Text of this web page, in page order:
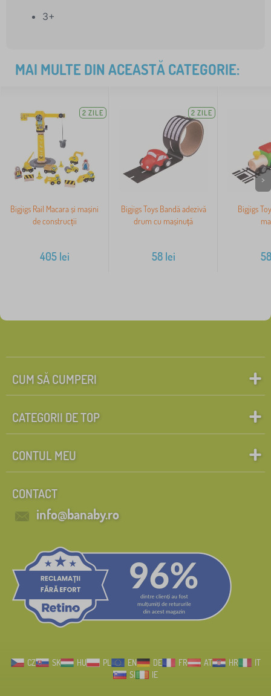
3+
MAI MULTE DIN ACEASTĂ CATEGORIE:
2 ZILE
Bigjigs Rail Macara și mașini
de construcții
405lei
2 ZILE
Bigjigs Toys Bandă adezivă
drum cu mașinuță
58lei
Bigjigs
58
>
CUM SĂ CUMPERI
CATEGORII DE TOP
CONTUL MEU
CONTACT
info@banaby.ro
CZ SK HU PL EN DE FR AT HR
IT
SI
IE